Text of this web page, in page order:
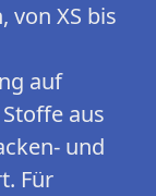
von XS bis
auf
aus
und
Für